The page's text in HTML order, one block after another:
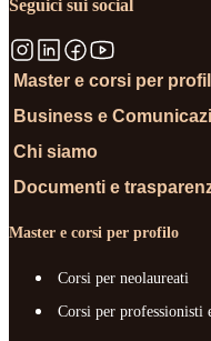
Seguici sui social
Master e corsi per
Business e
Chi siamo
Documenti e
Master e corsi per profilo
Corsi per neolaureati
Corsi per professionisti